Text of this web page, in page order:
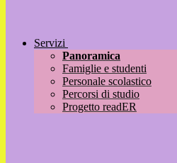
Servizi
Panoramica
Famiglie e studenti
Personale scolastico
Percorsi di studio
Progetto readER